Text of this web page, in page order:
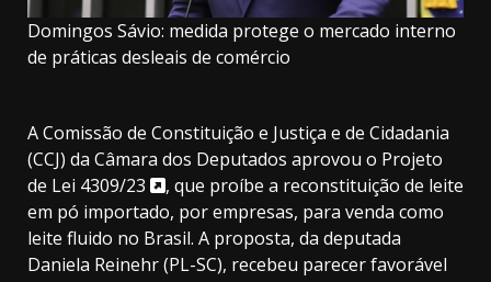
Domingos Sávio: medida protege o mercado interno
de práticas desleais de comércio
A Comissão de Constituição e Justiça e de Cidadania
(CCJ) da Câmara dos Deputados aprovou o Projeto
de Lei 4309/23
, que proíbe a reconstituição de leite
em pó importado, por empresas, para venda como
leite fluido no Brasil. A proposta, da deputada
Daniela Reinehr (PL-SC), recebeu parecer favorável